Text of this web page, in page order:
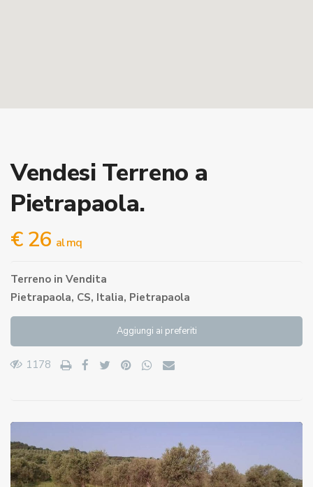
Vendesi Terreno a
Pietrapaola.
€ 26 al mq
Terreno in Vendita
Pietrapaola, CS, Italia, Pietrapaola
Aggiungi ai preferiti
1178